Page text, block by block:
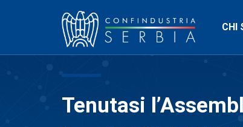
CHI
Tenutasi